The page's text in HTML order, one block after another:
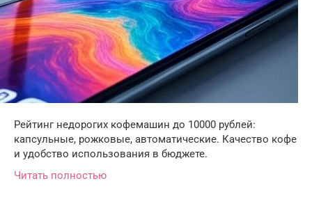
Рейтинг недорогих кофемашин до 10000 рублей:
капсульные, рожковые, автоматические. Качество кофе
и удобство использования в бюджете.
Читать полностью